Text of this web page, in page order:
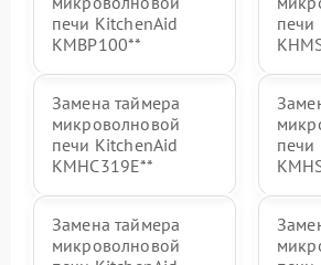
печи KitchenAid
KMBP100**
печи
Замена таймера
микроволновой
печи KitchenAid
KMHC319E**
печи
Замена таймера
микроволновой